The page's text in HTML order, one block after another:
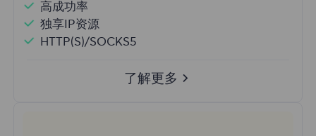
高成功率
独享IP资源
HTTP(S)/SOCKS5
了解更多